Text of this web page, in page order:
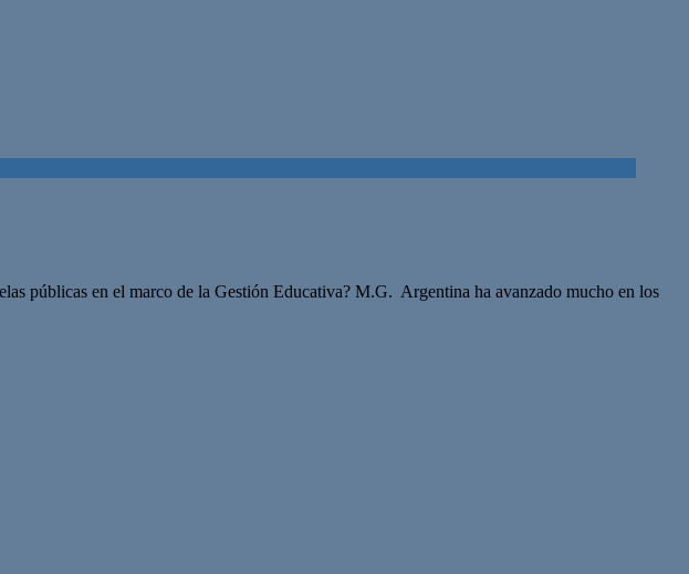
públicas en el marco de la Gestión Educativa? M.G. Argentina ha avanzado mucho en los